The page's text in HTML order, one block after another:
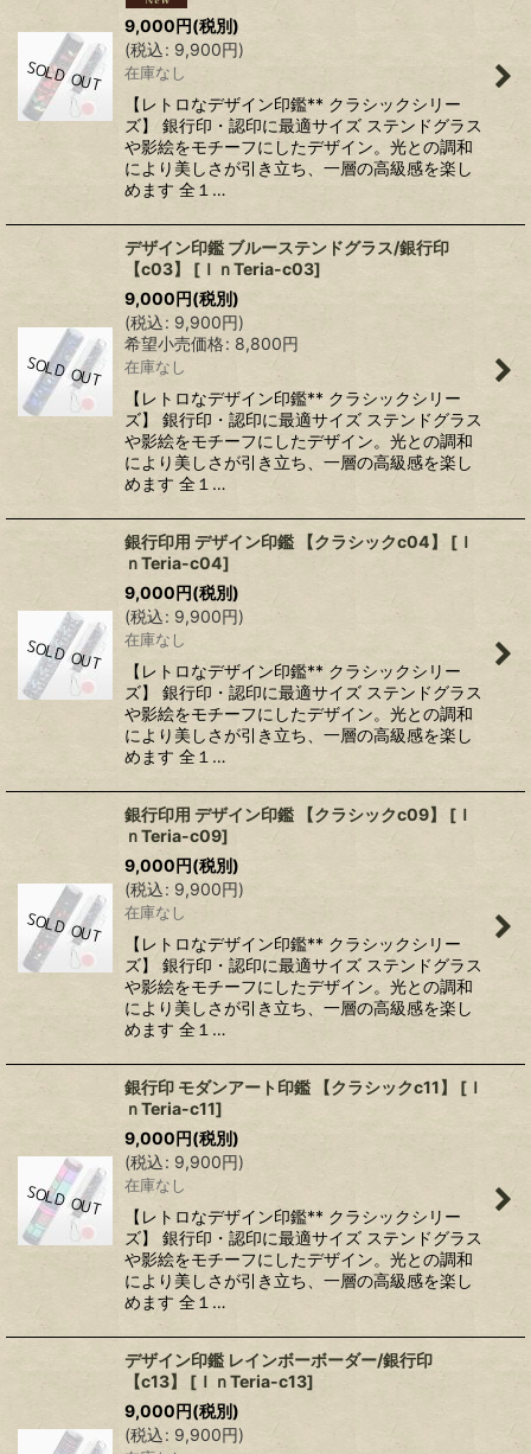
9,000円(税別)
(税込: 9,900円)
在庫なし
【レトロなデザイン印鑑** クラシックシリー
ズ】 銀行印・認印に最適サイズ ステンドグラス
や影絵をモチーフにしたデザイン。光との調和
により美しさが引き立ち、一層の高級感を楽し
めます 全１…
デザイン印鑑 ブルーステンドグラス/銀行印
【c03】
[ ＩｎTeria-c03]
9,000円(税別)
(税込: 9,900円)
希望小売価格: 8,800円
在庫なし
【レトロなデザイン印鑑** クラシックシリー
ズ】 銀行印・認印に最適サイズ ステンドグラス
や影絵をモチーフにしたデザイン。光との調和
により美しさが引き立ち、一層の高級感を楽し
めます 全１…
銀行印用 デザイン印鑑 【クラシックc04】 [ Ｉ
ｎTeria-c04]
9,000円(税別)
(税込: 9,900円)
在庫なし
【レトロなデザイン印鑑** クラシックシリー
ズ】 銀行印・認印に最適サイズ ステンドグラス
や影絵をモチーフにしたデザイン。光との調和
により美しさが引き立ち、一層の高級感を楽し
めます 全１…
銀行印用 デザイン印鑑 【クラシックc09】 [ Ｉ
ｎTeria-c09]
9,000円(税別)
(税込: 9,900円)
在庫なし
【レトロなデザイン印鑑** クラシックシリー
ズ】 銀行印・認印に最適サイズ ステンドグラス
や影絵をモチーフにしたデザイン。光との調和
により美しさが引き立ち、一層の高級感を楽し
めます 全１…
銀行印 モダンアート印鑑 【クラシックc11】 [ Ｉ
ｎTeria-c11]
9,000円(税別)
(税込: 9,900円)
在庫なし
【レトロなデザイン印鑑** クラシックシリー
ズ】 銀行印・認印に最適サイズ ステンドグラス
や影絵をモチーフにしたデザイン。光との調和
により美しさが引き立ち、一層の高級感を楽し
めます 全１…
デザイン印鑑 レインボーボーダー/銀行印
【c13】
[ ＩｎTeria-c13]
9,000円(税別)
(税込: 9,900円)